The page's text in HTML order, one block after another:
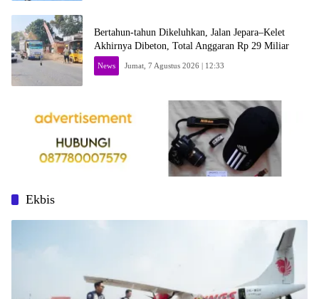
Bertahun-tahun Dikeluhkan, Jalan Jepara–Kelet
Akhirnya Dibeton, Total Anggaran Rp 29 Miliar
News Jumat, 7 Agustus 2026 | 12:33
Ekbis